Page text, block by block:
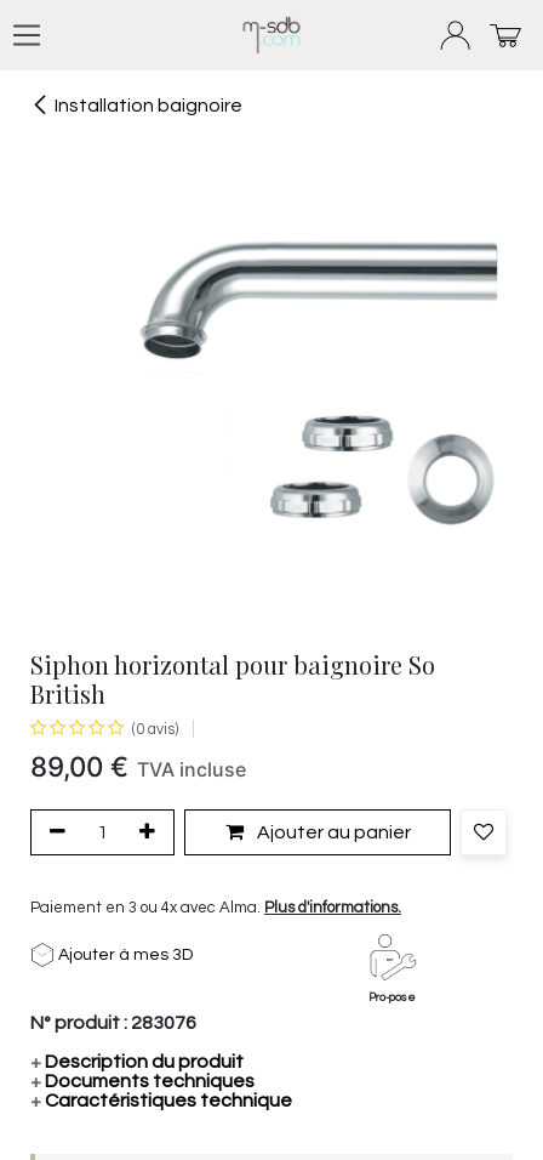
Installation baignoire
Siphon horizontal pour baignoire So
British
(0 avis)
89,00 € TVA incluse
Ajouter au panier
Paiement en 3 ou 4x avec Alma. Plus d'informations.
Ajouter à mes 3D
Pro-pose
N° produit : 283076
+ Description du produit
+ Documents techniques
+Caractéristiques technique